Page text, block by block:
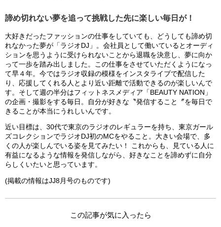
諦め切れない夢を追って挑戦した先に楽しい毎日が！
大好きだったファッションの仕事をしていても、どうしても諦め切
れなかった夢が「ラジオDJ」。会社員として働いているとオーディ
ションを思うように受けられないことから退職を決意し、夢に向か
って一歩を踏み出しました。この仕事をさせていただくようになっ
て早４年。今ではラジオ収録の模様をインスタライブで配信した
り、応援してくれる人とより近い距離で活動できるのが楽しいんで
す。そして週の半分はフィットネスメディア「BEAUTY NATION」
の企画・撮影をする毎日。自分が好きな〝発信すること〞を毎日で
きることが本当にうれしいんです。
近い目標は、30代で東京のラジオのレギュラーを持ち、東京ガール
ズコレクションでラジオDJ初のMCをやること。大きい会場で、多
くの人が楽しんでいる姿を見てみたい！ これからも、見ている人に
有益になるような情報を発信しながら、好きなことを諦めずに自分
らしくいたいと思っています。
(掲載の情報はJJ8月号のものです)
この記事が気に入ったら